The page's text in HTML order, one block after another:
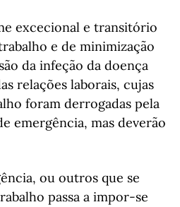
excecional e transitório
e de minimização
da infeção da doença
relações laborais, cujas
foram derrogadas pela
emergência, mas deverão
ou outros que se
passa a impor-se